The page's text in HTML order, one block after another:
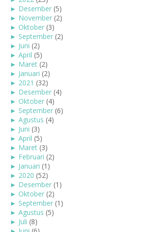
► Desember (5)
► November (2)
► Oktober (3)
► September (2)
► Juni (2)
► April (5)
► Maret (2)
► Januari (2)
► 2021 (32)
► Desember (4)
► Oktober (4)
► September (6)
► Agustus (4)
► Juni (3)
► April (5)
► Maret (3)
► Februari (2)
► Januari (1)
► 2020 (52)
► Desember (1)
► Oktober (2)
► September (1)
► Agustus (5)
► Juli (8)